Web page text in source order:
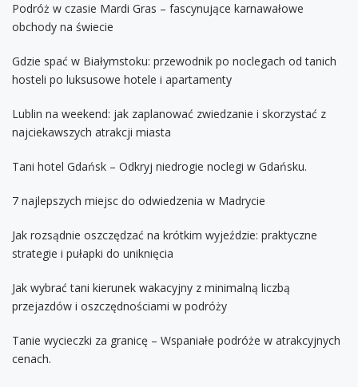
Podróż w czasie Mardi Gras – fascynujące karnawałowe
obchody na świecie
Gdzie spać w Białymstoku: przewodnik po noclegach od tanich
hosteli po luksusowe hotele i apartamenty
Lublin na weekend: jak zaplanować zwiedzanie i skorzystać z
najciekawszych atrakcji miasta
Tani hotel Gdańsk – Odkryj niedrogie noclegi w Gdańsku.
7 najlepszych miejsc do odwiedzenia w Madrycie
Jak rozsądnie oszczędzać na krótkim wyjeździe: praktyczne
strategie i pułapki do uniknięcia
Jak wybrać tani kierunek wakacyjny z minimalną liczbą
przejazdów i oszczędnościami w podróży
Tanie wycieczki za granicę – Wspaniałe podróże w atrakcyjnych
cenach.